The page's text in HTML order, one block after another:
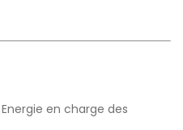
en charge des